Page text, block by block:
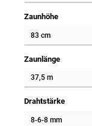
Zaunhöhe
Zaunlänge
Drahtstärke